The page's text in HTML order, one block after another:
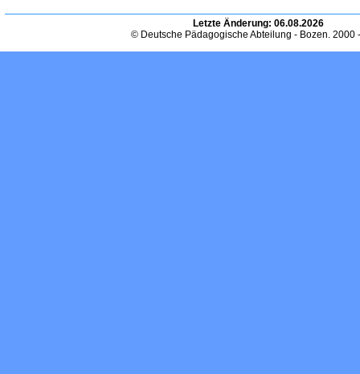
Letzte Änderung: 06.08.2026
© Deutsche Pädagogische Abteilung - Bozen. 2000